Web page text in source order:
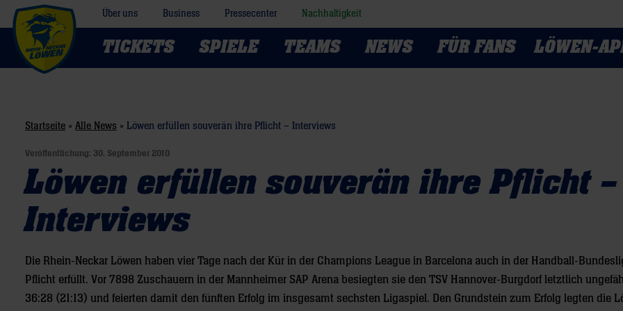
Über uns Business Pressecenter Nachhaltigkeit
TICKETS SPIELE TEAMS NEWS FÜR FANS LÖWEN-
Startseite » Alle News » Löwen erfüllen souverän ihre Pflicht – Interviews
Veröffentlichung: 30. September 2010
Löwen erfüllen souverän ihre Pflicht –
Interviews
Die Rhein-Neckar Löwen haben vier Tage nach der Kür in der Champions League in Barcelona auch in der Handball-
Pflicht erfüllt. Vor 7898 Zuschauern in der Mannheimer SAP Arena besiegten sie den TSV Hannover-Burgdorf letztlich
36:28 (21:13) und feierten damit den fünften Erfolg im insgesamt sechsten Ligaspiel. Den Grundstein zum Erfolg legten die